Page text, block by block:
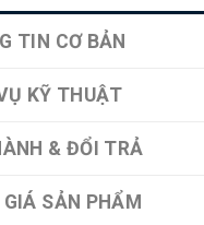
TIN CƠ BẢN
KỸ THUẬT
& ĐỔI TRẢ
SẢN PHẨM